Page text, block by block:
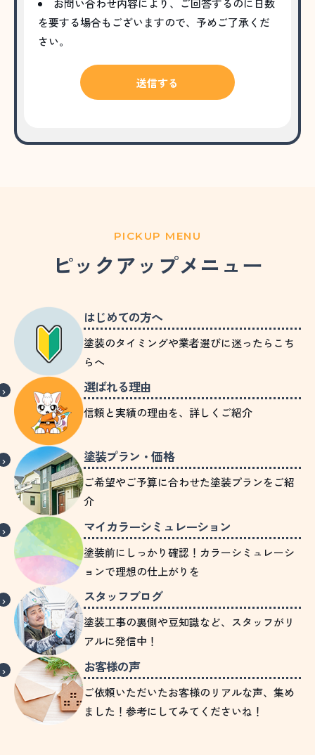
お問い合わせ内容により、ご回答するのに日数
を要する場合もございますので、予めご了承くだ
さい。
PICKUP MENU
ピックアップメニュー
はじめての方へ
塗装のタイミングや業者選びに迷ったらこち
らへ
選ばれる理由
信頼と実績の理由を、詳しくご紹介
塗装プラン・価格
ご希望やご予算に合わせた塗装プランをご紹
介
マイカラーシミュレーション
塗装前にしっかり確認！カラーシミュレーシ
ョンで理想の仕上がりを
スタッフブログ
塗装工事の裏側や豆知識など、スタッフがリ
アルに発信中！
お客様の声
ご依頼いただいたお客様のリアルな声、集め
ました！参考にしてみてくださいね！